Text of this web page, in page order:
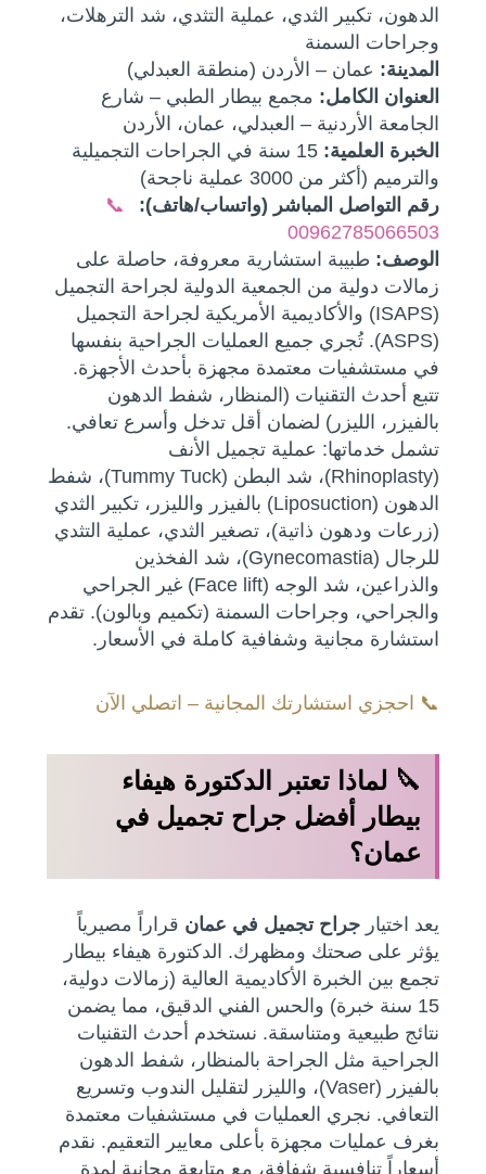
الدهون، تكبير الثدي، عملية التثدي، شد الترهلات،
وجراحات السمنة
المدينة: عمان – الأردن (منطقة العبدلي)
العنوان الكامل: مجمع بيطار الطبي – شارع
الجامعة الأردنية – العبدلي، عمان، الأردن
الخبرة العلمية:
15 سنة في الجراحات التجميلية
والترميم (أكثر من 3000 عملية ناجحة)
رقم التواصل المباشر (واتساب/هاتف):
📞
00962785066503
الوصف: طبيبة استشارية معروفة، حاصلة على
زمالات دولية من الجمعية الدولية لجراحة التجميل
(ISAPS) والأكاديمية الأمريكية لجراحة التجميل
(ASPS). تُجري جميع العمليات الجراحية بنفسها
في مستشفيات معتمدة مجهزة بأحدث الأجهزة.
تتبع أحدث التقنيات (المنظار، شفط الدهون
بالفيزر، الليزر) لضمان أقل تدخل وأسرع تعافي.
تشمل خدماتها: عملية تجميل الأنف
(Rhinoplasty)، شد البطن (Tummy Tuck)، شفط
الدهون (Liposuction) بالفيزر والليزر، تكبير الثدي
(زرعات ودهون ذاتية)، تصغير الثدي، عملية التثدي
للرجال (Gynecomastia)، شد الفخذين
والذراعين، شد الوجه (Face lift) غير الجراحي
والجراحي، وجراحات السمنة (تكميم وبالون). تقدم
استشارة مجانية وشفافية كاملة في الأسعار.
📞 احجزي استشارتك المجانية – اتصلي الآن
🔪 لماذا تعتبر الدكتورة هيفاء
بيطار أفضل جراح تجميل في
عمان؟
يعد اختيار جراح تجميل في عمان قراراً مصيرياً
يؤثر على صحتك ومظهرك. الدكتورة هيفاء بيطار
تجمع بين الخبرة الأكاديمية العالية (زمالات دولية،
15 سنة خبرة) والحس الفني الدقيق، مما يضمن
نتائج طبيعية ومتناسقة. نستخدم أحدث التقنيات
الجراحية مثل الجراحة بالمنظار، شفط الدهون
بالفيزر (Vaser)، والليزر لتقليل الندوب وتسريع
التعافي. نجري العمليات في مستشفيات معتمدة
بغرف عمليات مجهزة بأعلى معايير التعقيم. نقدم
أسعاراً تنافسية شفافة، مع متابعة مجانية لمدة